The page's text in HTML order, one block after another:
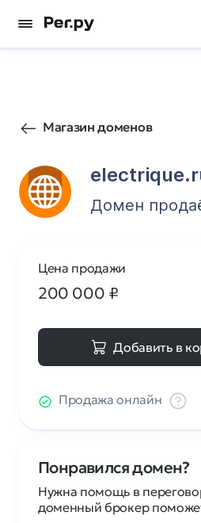
Магазин доменов
Домен
Цена продажи
200 000 ₽
Добавить в
Продажа онлайн
Понравился домен?
Нужна помощь в
доменный брокер